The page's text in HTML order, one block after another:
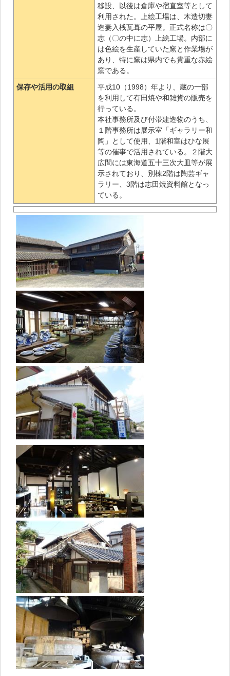
移設、以後は倉庫や宿直室等として
利用された。上絵工場は、木造切妻
造妻入桟瓦葺の平屋。正式名称は〇
志（〇の中に志）上絵工場。内部に
は色絵を生産していた窯と作業場が
あり、特に窯は県内でも貴重な赤絵
窯である。
保存や活用の取組
平成10（1998）年より、蔵の一部
を利用して有田焼や和雑貨の販売を
行っている。
本社事務所及び付帯建造物のうち、
１階事務所は展示室「ギャラリー和
陶」として使用、1階和室はひな展
等の催事で活用されている。２階大
広間には東海道五十三次大皿等が展
示されており、別棟2階は陶芸ギャ
ラリー、3階は志田焼資料館となっ
ている。